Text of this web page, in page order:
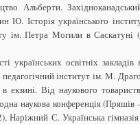
Альберти.
Ю. Історія українського
ім. Петра Могили в
українських освітніх
педагогічний інститут ім. М.
екзині. Від наукового
наукова конференція
Наріжний С. Українська